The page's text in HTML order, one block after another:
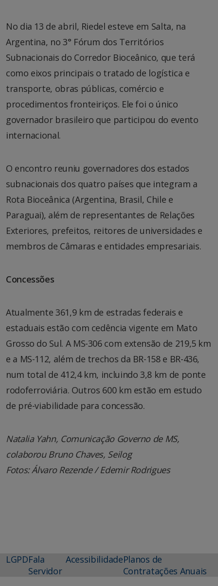
No dia 13 de abril, Riedel esteve em Salta, na
Argentina, no 3° Fórum dos Territórios
Subnacionais do Corredor Bioceânico, que terá
como eixos principais o tratado de logística e
transporte, obras públicas, comércio e
procedimentos fronteiriços. Ele foi o único
governador brasileiro que participou do evento
internacional.
O encontro reuniu governadores dos estados
subnacionais dos quatro países que integram a
Rota Bioceânica (Argentina, Brasil, Chile e
Paraguai), além de representantes de Relações
Exteriores, prefeitos, reitores de universidades e
membros de Câmaras e entidades empresariais.
Concessões
Atualmente 361,9 km de estradas federais e
estaduais estão com cedência vigente em Mato
Grosso do Sul. A MS-306 com extensão de 219,5 km
e a MS-112, além de trechos da BR-158 e BR-436,
num total de 412,4 km, incluindo 3,8 km de ponte
rodoferroviária. Outros 600 km estão em estudo
de pré-viabilidade para concessão.
Natalia Yahn, Comunicação Governo de MS,
colaborou Bruno Chaves, Seilog
Fotos: Álvaro Rezende / Edemir Rodrigues
LGPDFala
Servidor
AcessibilidadePlanos de
Contratações Anuais